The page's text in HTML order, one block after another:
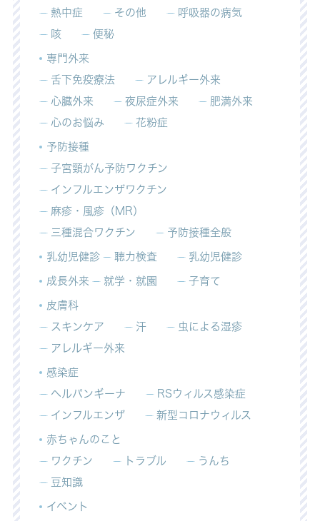
熱中症
その他
呼吸器の病気
咳
便秘
専門外来
舌下免疫療法
アレルギー外来
心臓外来
夜尿症外来
肥満外来
心のお悩み
花粉症
予防接種
子宮頸がん予防ワクチン
インフルエンザワクチン
麻疹・風疹（MR）
三種混合ワクチン
予防接種全般
乳幼児健診 聴力検査 乳幼児健診
成長外来 就学・就園 子育て
皮膚科
スキンケア
汗
虫による湿疹
アレルギー外来
感染症
ヘルパンギーナ
RSウィルス感染症
インフルエンザ
新型コロナウィルス
赤ちゃんのこと
ワクチン
トラブル
うんち
豆知識
イベント